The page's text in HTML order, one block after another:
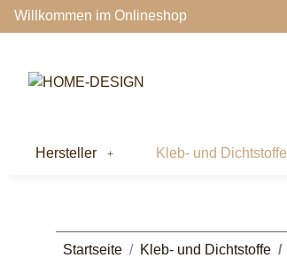
Willkommen im Onlineshop
Hersteller Kleb- und Dichtstoffe
Startseite Kleb- und Dichtstoffe